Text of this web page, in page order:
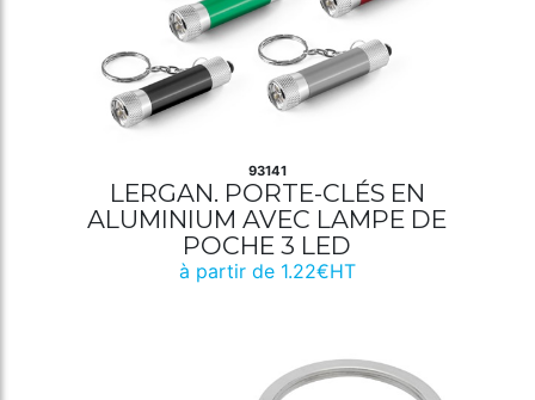
93141
LERGAN. PORTE-CLÉS EN
ALUMINIUM AVEC LAMPE DE
POCHE 3 LED
à partir de 1.22€HT